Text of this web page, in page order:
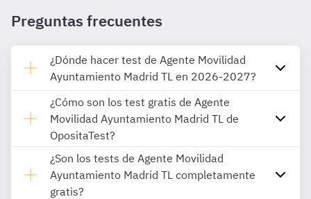
Preguntas frecuentes
¿Dónde hacer test de Agente Movilidad
Ayuntamiento Madrid TL en 2026-2027?
¿Cómo son los test gratis de Agente
Movilidad Ayuntamiento Madrid TL de
OpositaTest?
¿Son los tests de Agente Movilidad
Ayuntamiento Madrid TL completamente
gratis?